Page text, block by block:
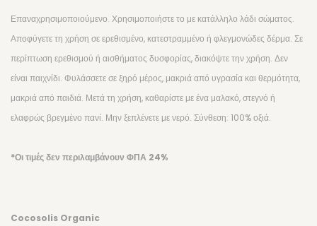
B2B OFFERS
Επαναχρησιμοποιούμενο. Χρησιμοποιήστε το με κατάλληλο λάδι σώματος.
Αποφύγετε τη χρήση σε ερεθισμένο, κατεστραμμένο ή φλεγμονώδες δέρμα. Σε
περίπτωση ερεθισμού ή αισθήματος δυσφορίας, διακόψτε την χρήση. Δεν
είναι παιχνίδι. Φυλάσσετε σε ξηρό μέρος, μακριά από υγρασία και θερμότητα,
μακριά από παιδιά. Μετά τη χρήση, καθαρίστε με ένα μαλακό, στεγνό ή
ελαφρώς βρεγμένο πανί. Μην ξεπλένετε με νερό. Σύνθεση: 100% οξιά.
*Οι τιμές δεν περιλαμβάνουν ΦΠΑ 24%
Cocosolis Organic